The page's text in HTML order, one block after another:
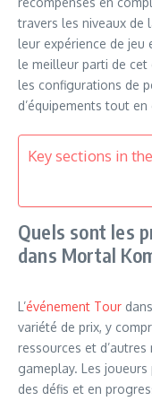
travers les niveaux de
leur expérience de jeu
le meilleur parti de cet
les configurations de
d’équipements tout
Key sections in
Quels sont les
dans Mortal
L’événement Tour dans
variété de prix, y
ressources et
gameplay. Les
des défis et en